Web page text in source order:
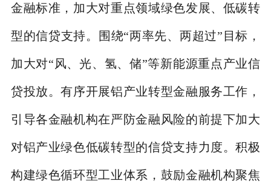
金融标准，加大对重点领域绿色发展、低碳转
型的信贷支持。围绕“两率先、两超过” 目标，
加大对“ 风、光、氢、储”等新能源重点产业信
贷投放。有序开展铝产业转型金融服务工作，
引导各金融机构在严防金融风险的前提下加大
对铝产业绿色低碳转型的信贷支持力度。积极
构建绿色循环型工业体系，鼓励金融机构聚焦